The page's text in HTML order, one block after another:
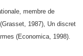
membre de
1987), Un discret
(Economica, 1998).